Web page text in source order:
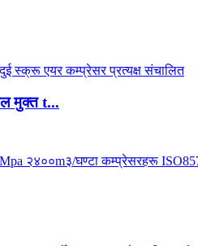
मुक्त t...